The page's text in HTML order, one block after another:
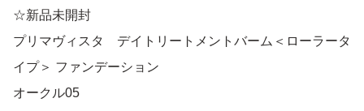
☆新品未開封
プリマヴィスタ デイトリートメントバーム＜ローラータ
イプ＞ ファンデーション
オークル05